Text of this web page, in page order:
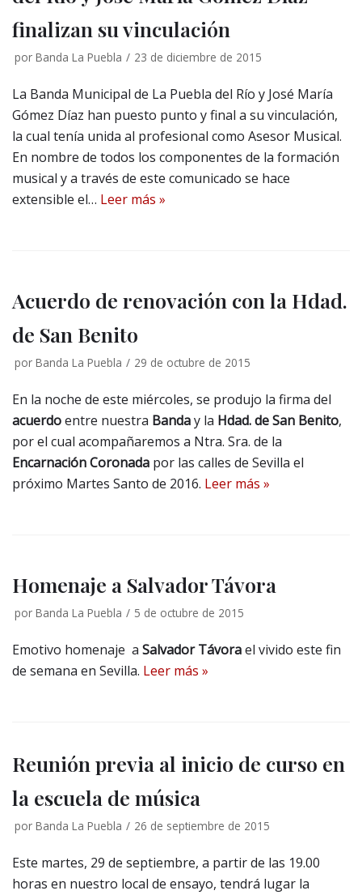
finalizan su vinculación
por Banda La Puebla 23 de diciembre de 2015
La Banda Municipal de La Puebla del Río y José María
Gómez Díaz han puesto punto y final a su vinculación,
la cual tenía unida al profesional como Asesor Musical.
En nombre de todos los componentes de la formación
musical y a través de este comunicado se hace
extensible el… Leer más »
Acuerdo de renovación con la Hdad.
de San Benito
por Banda La Puebla 29 de octubre de 2015
En la noche de este miércoles, se produjo la firma del
acuerdoentre nuestra Banday la Hdad. de San Benito,
por el cual acompañaremos a Ntra. Sra. de la
Encarnación Coronada por las calles de Sevilla el
próximo Martes Santo de 2016. Leer más »
Homenaje a Salvador Távora
por Banda La Puebla 5 de octubre de 2015
Emotivo homenaje a Salvador Távorael vivido este fin
de semana en Sevilla. Leer más »
Reunión previa al inicio de curso en
la escuela de música
por Banda La Puebla 26 de septiembre de 2015
Este martes, 29 de septiembre, a partir de las 19.00
horas en nuestro local de ensayo, tendrá lugar la